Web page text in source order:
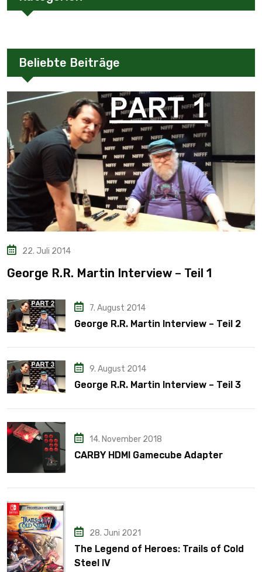
Beliebte Beiträge
22. Juli 2014
George R.R. Martin Interview – Teil 1
7. August 2014
George R.R. Martin Interview – Teil 2
9. August 2014
George R.R. Martin Interview – Teil 3
14. November 2018
CARBY HDMI Gamecube Adapter
28. Juni 2021
The Legend of Heroes: Trails of Cold
Steel IV